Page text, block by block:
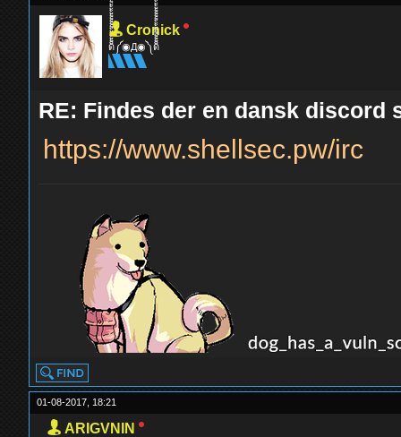
Cronick
ด็็้้้้้็็็็็้้้้้็็็็็้้้้้༼◉Д◉༽ด็็็็็้้้้้็็็็้้้้้็็็็็้้
RE: Findes der en dansk discord
https://www.shellsec.pw/irc
01-08-2017, 18:21
ARIGVNIN